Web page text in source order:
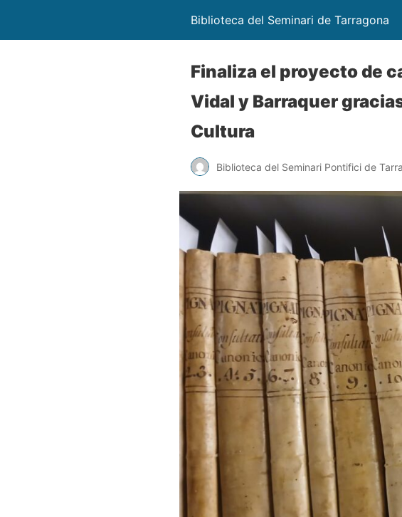
Biblioteca del Seminari de Tarragona
Finaliza el proyecto de
Vidal y Barraquer
Cultura
Biblioteca del Seminari Pontifici de